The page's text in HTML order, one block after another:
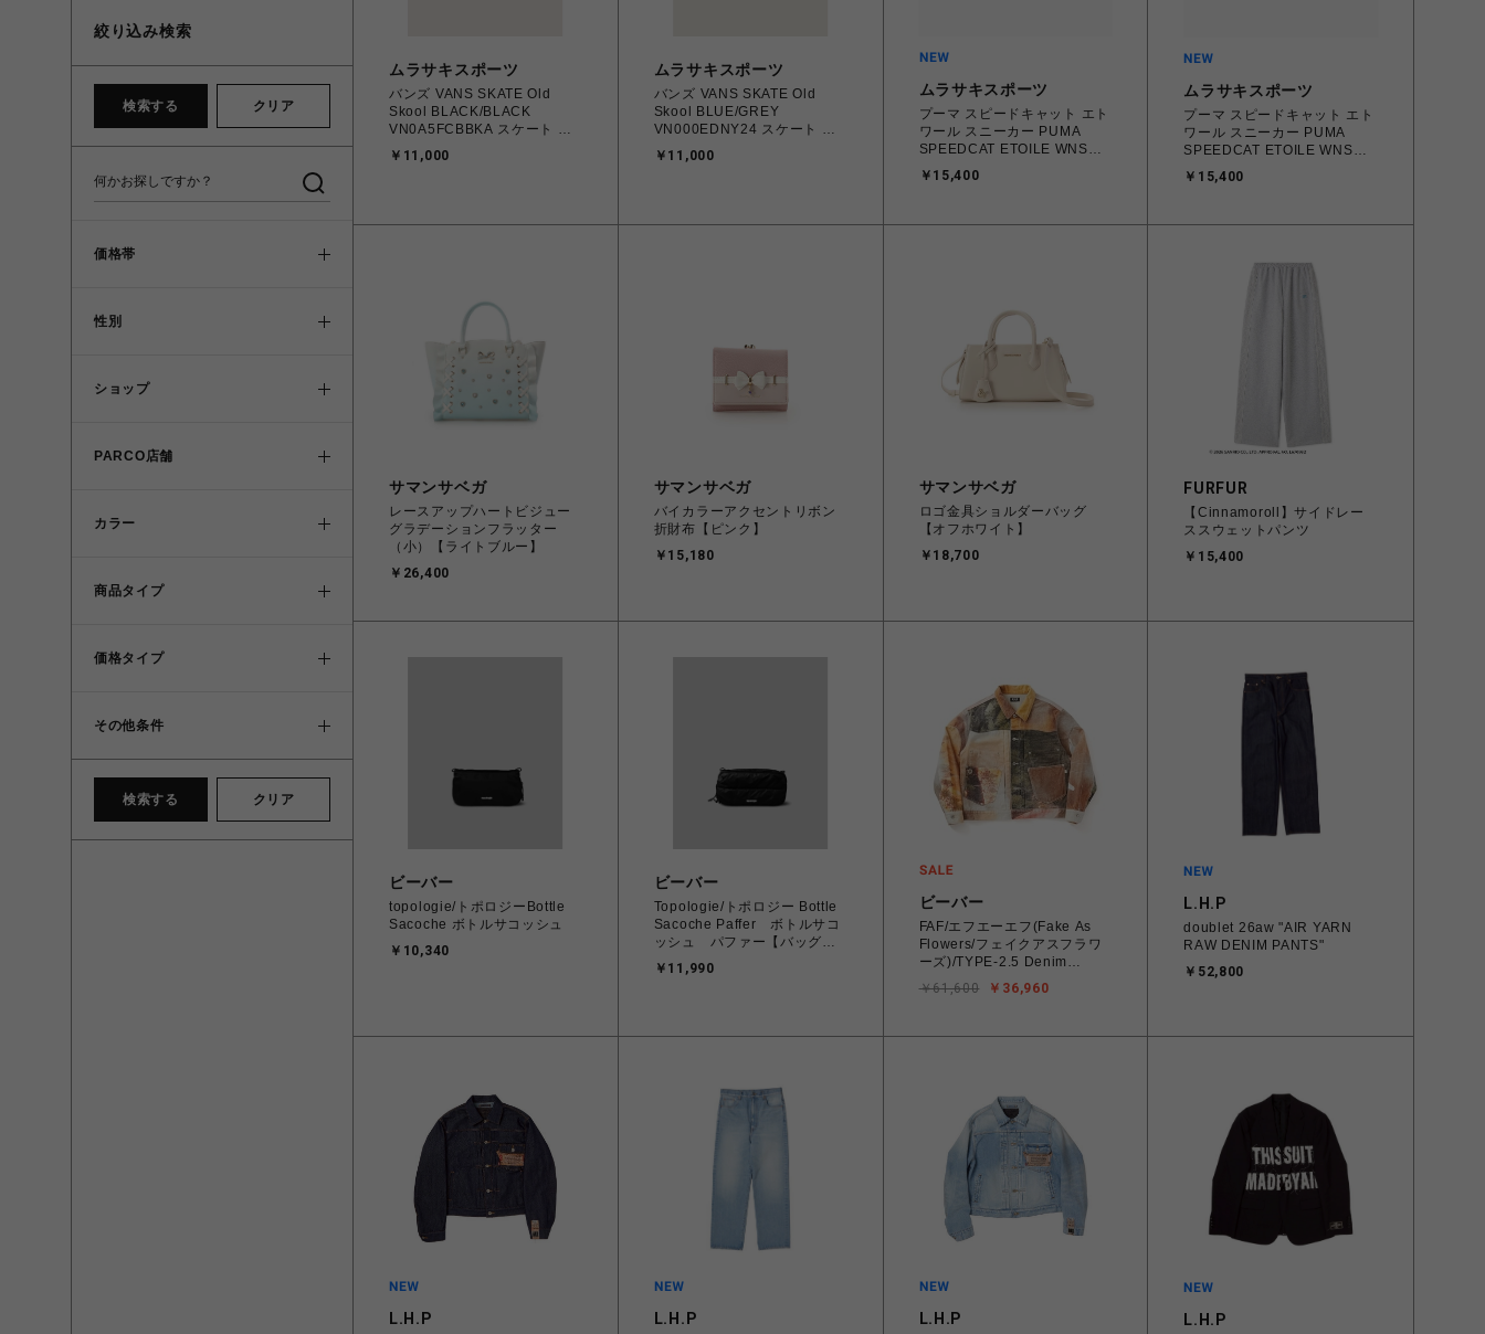
絞り込み検索
検索する クリア
価格帯
性別
ショップ
PARCO店舗
カラー
商品タイプ
価格タイプ
その他条件
検索する クリア
ムラサキスポーツ
バンズ VANS SKATE Old
Skool BLACK/BLACK
VN0A5FCBBKA スケート ス
㎝～28.0㎝ スニーカー メンズ
￥11,000
ムラサキスポーツ
バンズ VANS SKATE Old
Skool BLUE/GREY
VN000EDNY24 スケート ス
㎝～28.0㎝ スニーカー メンズ
￥11,000
ムラサキスポーツ
プーマ スピードキャット エト
ワール スニーカー PUMA
SPEEDCAT ETOILE WNS
Fondue 23.0cm～25.0㎝
￥15,400
ムラサキスポーツ
プーマ スピードキャット エト
ワール スニーカー PUMA
SPEEDCAT ETOILE WNS
407673_02 4070032779683
￥15,400
サマンサベガ
レースアップハートビジュー
グラデーションフラッター
（小）【ライトブルー】
￥26,400
サマンサベガ
バイカラーアクセントリボン
折財布【ピンク】
￥15,180
サマンサベガ
ロゴ金具ショルダーバッグ
【オフホワイト】
￥18,700
FURFUR
【Cinnamoroll】サイドレー
ススウェットパンツ
￥15,400
ビーバー
topologie/トポロジーBottle
Sacoche ボトルサコッシュ
￥10,340
ビーバー
Topologie/トポロジー Bottle
Sacoche Paffer ボトルサコ
ッシュ パファー【バッグ単
体】
￥11,990
ビーバー
FAF/エフエーエフ(Fake As
Flowers/フェイクアスフラワ
ーズ)/TYPE-2.5 Denim
Jacket -Forest-
￥36,960
￥61,600
L.H.P
doublet 26aw "AIR YARN
RAW DENIM PANTS"
￥52,800
L.H.P L.H.P L.H.P L.H.P